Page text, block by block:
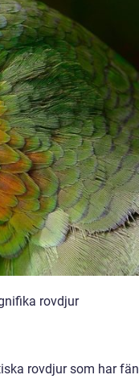
rovdjur
rovdjur som har